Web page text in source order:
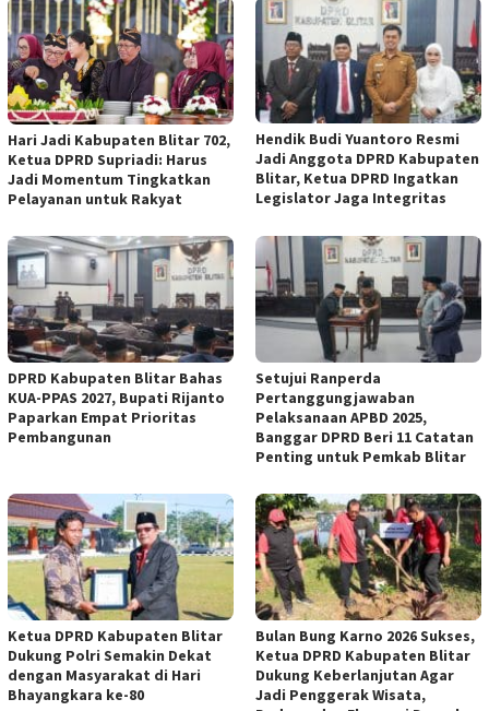
Hari Jadi Kabupaten Blitar 702,
Ketua DPRD Supriadi: Harus
Jadi Momentum Tingkatkan
Pelayanan untuk Rakyat
Hendik Budi Yuantoro Resmi
Jadi Anggota DPRD Kabupaten
Blitar, Ketua DPRD Ingatkan
Legislator Jaga Integritas
DPRD Kabupaten Blitar Bahas
KUA-PPAS 2027, Bupati Rijanto
Paparkan Empat Prioritas
Pembangunan
Setujui Ranperda
Pertanggungjawaban
Pelaksanaan APBD 2025,
Banggar DPRD Beri 11 Catatan
Penting untuk Pemkab Blitar
Ketua DPRD Kabupaten Blitar
Dukung Polri Semakin Dekat
dengan Masyarakat di Hari
Bhayangkara ke-80
Bulan Bung Karno 2026 Sukses,
Ketua DPRD Kabupaten Blitar
Dukung Keberlanjutan Agar
Jadi Penggerak Wisata,